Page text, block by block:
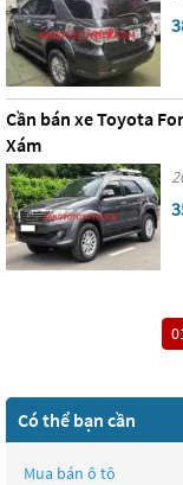
Cần bán xe Toyota
Xám
Có thể bạn cần
Mua bán ô tô